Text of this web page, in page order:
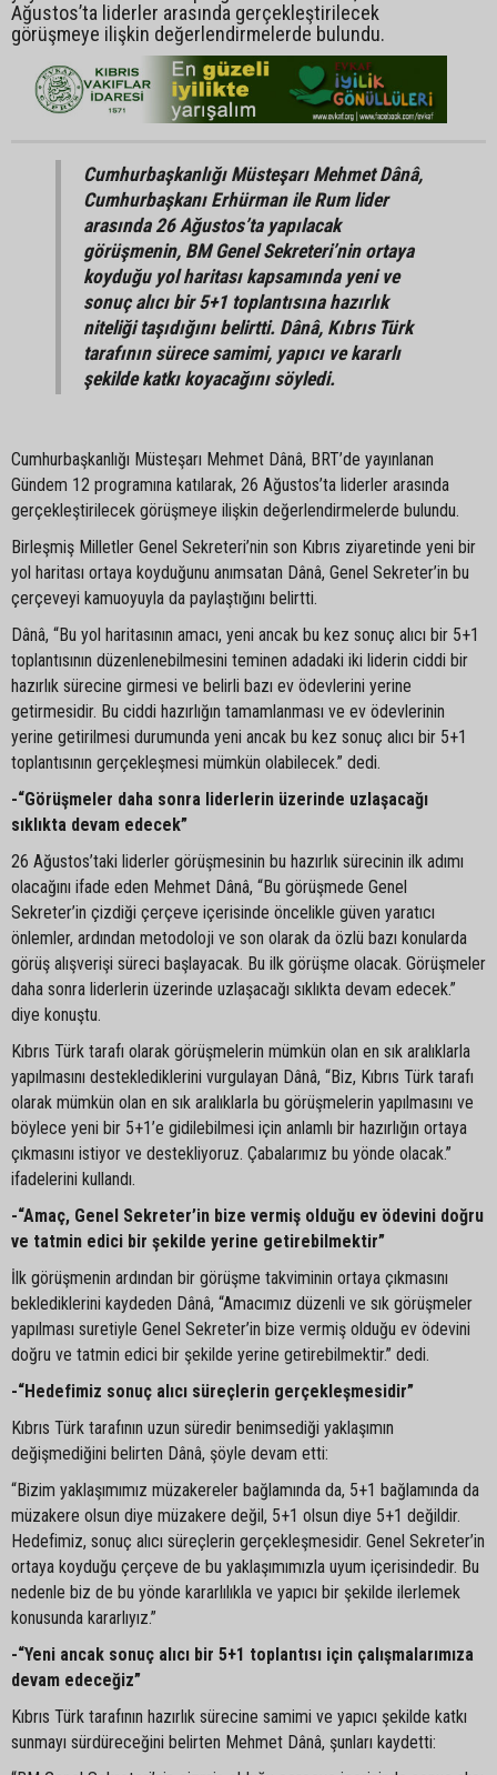
Ağustos’ta liderler arasında gerçekleştirilecek
görüşmeye ilişkin değerlendirmelerde bulundu.
Cumhurbaşkanlığı Müsteşarı Mehmet Dânâ,
Cumhurbaşkanı Erhürman ile Rum lider
arasında 26 Ağustos’ta yapılacak
görüşmenin, BM Genel Sekreteri’nin ortaya
koyduğu yol haritası kapsamında yeni ve
sonuç alıcı bir 5+1 toplantısına hazırlık
niteliği taşıdığını belirtti. Dânâ, Kıbrıs Türk
tarafının sürece samimi, yapıcı ve kararlı
şekilde katkı koyacağını söyledi.
Cumhurbaşkanlığı Müsteşarı Mehmet Dânâ, BRT’de yayınlanan
Gündem 12 programına katılarak, 26 Ağustos’ta liderler arasında
gerçekleştirilecek görüşmeye ilişkin değerlendirmelerde bulundu.
Birleşmiş Milletler Genel Sekreteri’nin son Kıbrıs ziyaretinde yeni bir
yol haritası ortaya koyduğunu anımsatan Dânâ, Genel Sekreter’in bu
çerçeveyi kamuoyuyla da paylaştığını belirtti.
Dânâ, “Bu yol haritasının amacı, yeni ancak bu kez sonuç alıcı bir 5+1
toplantısının düzenlenebilmesini teminen adadaki iki liderin ciddi bir
hazırlık sürecine girmesi ve belirli bazı ev ödevlerini yerine
getirmesidir. Bu ciddi hazırlığın tamamlanması ve ev ödevlerinin
yerine getirilmesi durumunda yeni ancak bu kez sonuç alıcı bir 5+1
toplantısının gerçekleşmesi mümkün olabilecek.” dedi.
-“Görüşmeler daha sonra liderlerin üzerinde uzlaşacağı
sıklıkta devam edecek”
26 Ağustos’taki liderler görüşmesinin bu hazırlık sürecinin ilk adımı
olacağını ifade eden Mehmet Dânâ, “Bu görüşmede Genel
Sekreter’in çizdiği çerçeve içerisinde öncelikle güven yaratıcı
önlemler, ardından metodoloji ve son olarak da özlü bazı konularda
görüş alışverişi süreci başlayacak. Bu ilk görüşme olacak. Görüşmeler
daha sonra liderlerin üzerinde uzlaşacağı sıklıkta devam edecek.”
diye konuştu.
Kıbrıs Türk tarafı olarak görüşmelerin mümkün olan en sık aralıklarla
yapılmasını desteklediklerini vurgulayan Dânâ, “Biz, Kıbrıs Türk tarafı
olarak mümkün olan en sık aralıklarla bu görüşmelerin yapılmasını ve
böylece yeni bir 5+1’e gidilebilmesi için anlamlı bir hazırlığın ortaya
çıkmasını istiyor ve destekliyoruz. Çabalarımız bu yönde olacak.”
ifadelerini kullandı.
-“Amaç, Genel Sekreter’in bize vermiş olduğu ev ödevini doğru
ve tatmin edici bir şekilde yerine getirebilmektir”
İlk görüşmenin ardından bir görüşme takviminin ortaya çıkmasını
beklediklerini kaydeden Dânâ, “Amacımız düzenli ve sık görüşmeler
yapılması suretiyle Genel Sekreter’in bize vermiş olduğu ev ödevini
doğru ve tatmin edici bir şekilde yerine getirebilmektir.” dedi.
-“Hedefimiz sonuç alıcı süreçlerin gerçekleşmesidir”
Kıbrıs Türk tarafının uzun süredir benimsediği yaklaşımın
değişmediğini belirten Dânâ, şöyle devam etti:
“Bizim yaklaşımımız müzakereler bağlamında da, 5+1 bağlamında da
müzakere olsun diye müzakere değil, 5+1 olsun diye 5+1 değildir.
Hedefimiz, sonuç alıcı süreçlerin gerçekleşmesidir. Genel Sekreter’in
ortaya koyduğu çerçeve de bu yaklaşımımızla uyum içerisindedir. Bu
nedenle biz de bu yönde kararlılıkla ve yapıcı bir şekilde ilerlemek
konusunda kararlıyız.”
-“Yeni ancak sonuç alıcı bir 5+1 toplantısı için çalışmalarımıza
devam edeceğiz”
Kıbrıs Türk tarafının hazırlık sürecine samimi ve yapıcı şekilde katkı
sunmayı sürdüreceğini belirten Mehmet Dânâ, şunları kaydetti: